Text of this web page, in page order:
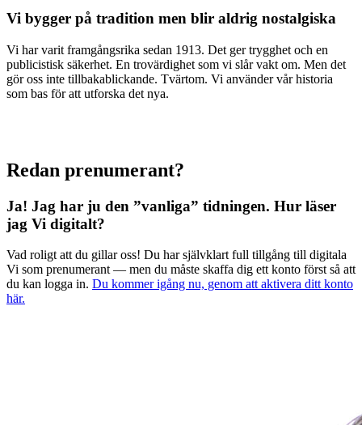
Vi bygger på tradition men blir aldrig nostalgiska
Vi har varit framgångsrika sedan 1913. Det ger trygghet och en
publicistisk säkerhet. En trovärdighet som vi slår vakt om. Men det
gör oss inte tillbakablickande. Tvärtom. Vi använder vår historia
som bas för att utforska det nya.
Redan prenumerant?
Ja! Jag har ju den ”vanliga” tidningen. Hur läser
jag Vi digitalt?
Vad roligt att du gillar oss! Du har självklart full tillgång till digitala
Vi som prenumerant — men du måste skaffa dig ett konto först så att
du kan logga in. Du kommer igång nu, genom att aktivera ditt konto
här.